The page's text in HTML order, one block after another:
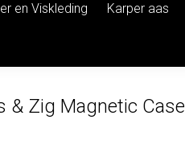
en Viskleding Karper aas
& Zig Magnetic Case